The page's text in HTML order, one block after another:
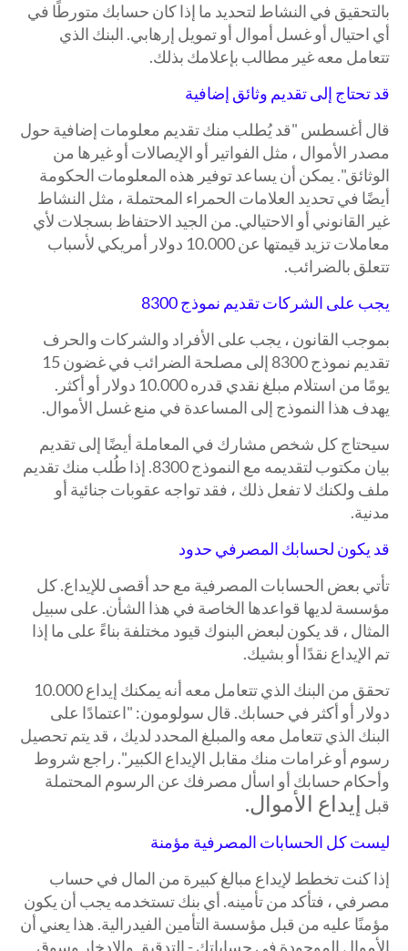
بالتحقيق في النشاط لتحديد ما إذا كان حسابك متورطًا في
أي احتيال أو غسل أموال أو تمويل إرهابي. البنك الذي
تتعامل معه غير مطالب بإعلامك بذلك.
قد تحتاج إلى تقديم وثائق إضافية
قال أغسطس "قد يُطلب منك تقديم معلومات إضافية حول
مصدر الأموال ، مثل الفواتير أو الإيصالات أو غيرها من
الوثائق". يمكن أن يساعد توفير هذه المعلومات الحكومة
أيضًا في تحديد العلامات الحمراء المحتملة ، مثل النشاط
غير القانوني أو الاحتيالي. من الجيد الاحتفاظ بسجلات لأي
معاملات تزيد قيمتها عن 10.000 دولار أمريكي لأسباب
تتعلق بالضرائب.
يجب على الشركات تقديم نموذج8300
بموجب القانون ، يجب على الأفراد والشركات والحرف
تقديم نموذج 8300 إلى مصلحة الضرائب في غضون 15
يومًا من استلام مبلغ نقدي قدره 10.000 دولار أو أكثر.
يهدف هذا النموذج إلى المساعدة في منع غسل الأموال.
سيحتاج كل شخص مشارك في المعاملة أيضًا إلى تقديم
بيان مكتوب لتقديمه مع النموذج 8300. إذا طُلب منك تقديم
ملف ولكنك لا تفعل ذلك ، فقد تواجه عقوبات جنائية أو
مدنية.
قد يكون لحسابك المصرفي حدود
تأتي بعض الحسابات المصرفية مع حد أقصى للإيداع. كل
مؤسسة لديها قواعدها الخاصة في هذا الشأن. على سبيل
المثال ، قد يكون لبعض البنوك قيود مختلفة بناءً على ما إذا
تم الإيداع نقدًا أو بشيك.
تحقق من البنك الذي تتعامل معه أنه يمكنك إيداع 10.000
دولار أو أكثر في حسابك. قال سولومون: "اعتمادًا على
البنك الذي تتعامل معه والمبلغ المحدد لديك ، قد يتم تحصيل
رسوم أو غرامات منك مقابل الإيداع الكبير". راجع شروط
وأحكام حسابك أو اسأل مصرفك عن الرسوم المحتملة
قبل إيداع الأموال.
ليست كل الحسابات المصرفية مؤمنة
إذا كنت تخطط لإيداع مبالغ كبيرة من المال في حساب
مصرفي ، فتأكد من تأمينه. أي بنك تستخدمه يجب أن يكون
مؤمنًا عليه من قبل مؤسسة التأمين الفيدرالية. هذا يعني أن
الأموال الموجودة في حساباتك - التدقيق والادخار وسوق